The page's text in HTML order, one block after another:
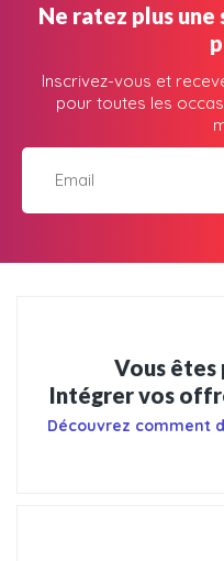
Ne ratez plus
Inscrivez-vous et
pour toutes les
Vous êtes
Intégrer vos
Découvrez comment